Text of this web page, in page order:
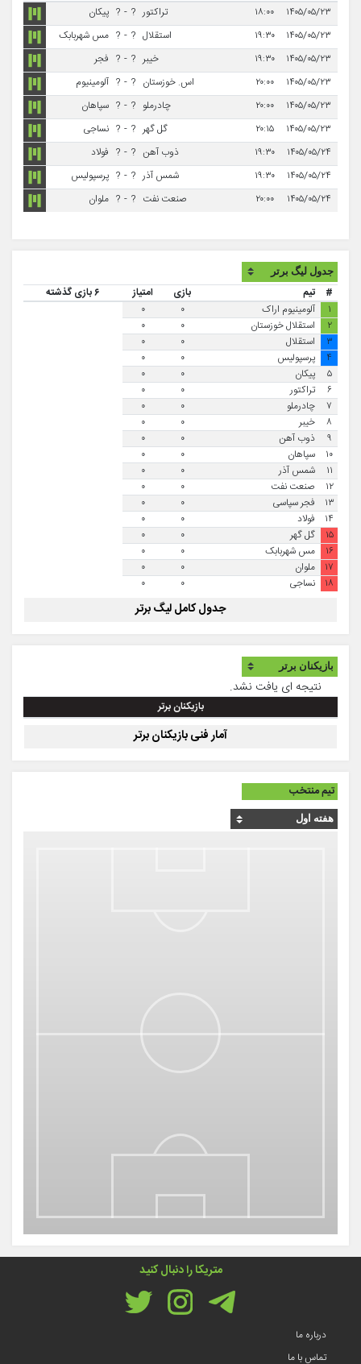
۱۴۰۵/۰۵/۲۳
۱۸:۰۰ تراکتور ?
-
? پیکان
۱۴۰۵/۰۵/۲۳
۱۹:۳۰ استقلال ?
-
? مس شهربابک
۱۴۰۵/۰۵/۲۳
۱۹:۳۰ خیبر ?
-
? فجر
۱۴۰۵/۰۵/۲۳
۲۰:۰۰ اس. خوزستان ?
-
? آلومینیوم
۱۴۰۵/۰۵/۲۳
۲۰:۰۰ چادرملو ?
-
? سپاهان
۱۴۰۵/۰۵/۲۳
۲۰:۱۵ گل گهر ?
-
? نساجی
۱۴۰۵/۰۵/۲۴
۱۹:۳۰ ذوب آهن ?
-
? فولاد
۱۴۰۵/۰۵/۲۴
۱۹:۳۰ شمس آذر ?
-
? پرسپولیس
۱۴۰۵/۰۵/۲۴
۲۰:۰۰ صنعت نفت ?
-
? ملوان
# تیم بازی امتیاز
۶ بازی گذشته
۱
آلومینیوم اراک ۰
۰
۲
استقلال خوزستان ۰
۰
۳
استقلال ۰
۰
۴
پرسپولیس ۰
۰
۵
پیکان ۰
۰
۶
تراکتور ۰
۰
۷
چادرملو ۰
۰
۸
خیبر ۰
۰
۹
ذوب آهن ۰
۰
۱۰
سپاهان ۰
۰
۱۱
شمس آذر ۰
۰
۱۲
صنعت نفت ۰
۰
۱۳
فجر سپاسی ۰
۰
۱۴
فولاد ۰
۰
۱۵
گل گهر ۰
۰
۱۶
مس شهربابک ۰
۰
۱۷
ملوان ۰
۰
۱۸
نساجی ۰ ۰
جدول کامل لیگ برتر
نتیجه ای یافت نشد.
بازیکنان برتر
آمار فنی بازیکنان برتر
تیم منتخب
متریکا را دنبال کنید
درباره ما
تماس با ما